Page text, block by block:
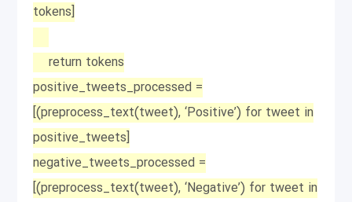
tokens]
return tokens
positive_tweets_processed =
[(preprocess_text(tweet), ‘Positive’) for tweet in
positive_tweets]
negative_tweets_processed =
[(preprocess_text(tweet), ‘Negative’) for tweet in